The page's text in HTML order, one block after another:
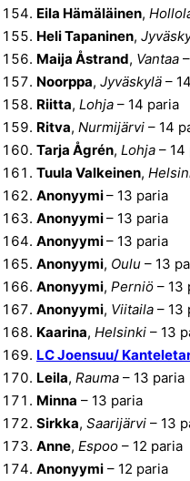
Eila Hämäläinen,
Heli Tapaninen,
Maija Åstrand, Vantaa
Noorppa, Jyväskylä –
Riitta, Lohja – 14 paria
Ritva, Nurmijärvi – 14
Tarja Ågrén, Lohja – 14
Tuula Valkeinen,
Anonyymi– 13 paria
Anonyymi– 13 paria
Anonyymi– 13 paria
Anonyymi, Oulu – 13
Anonyymi, Perniö – 13
Anonyymi, Viitaila – 13
Kaarina, Helsinki – 13
LC Joensuu/
Leila, Rauma – 13 paria
Minna – 13 paria
Sirkka, Saarijärvi – 13
Anne, Espoo – 12 paria
Anonyymi – 12 paria